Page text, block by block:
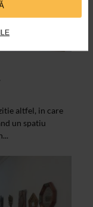
altfel, in care
un spatiu